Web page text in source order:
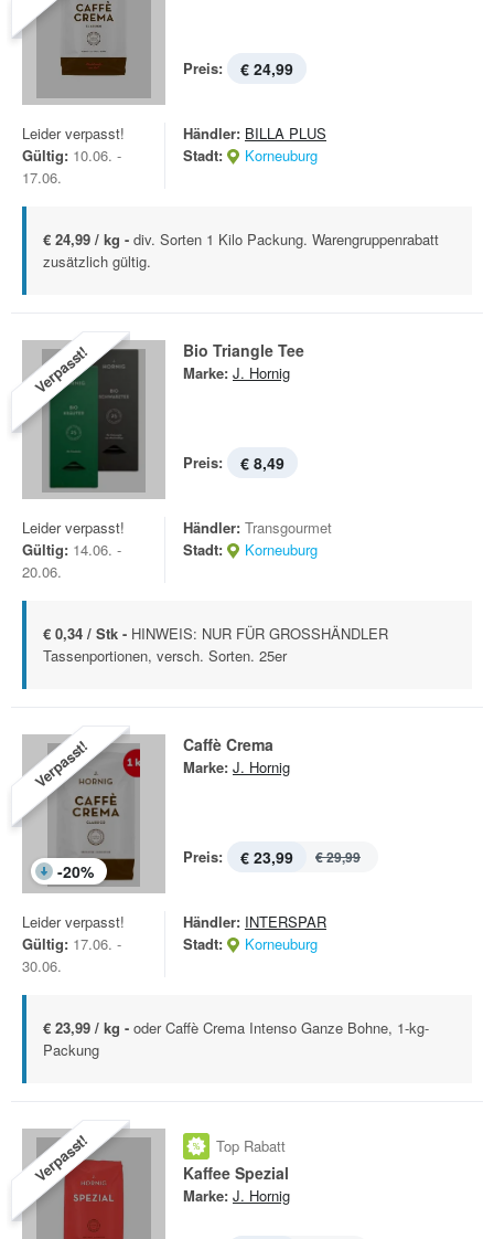
Preis: € 24,99
Leider verpasst!
Gültig: 10.06. -
17.06.
Händler: BILLA PLUS
Stadt:
Korneuburg
€ 24,99 / kg - div. Sorten 1 Kilo Packung. Warengruppenrabatt
zusätzlich gültig.
Verpasst! Bio Triangle Tee
Marke: J. Hornig
Preis: € 8,49
Leider verpasst!
Gültig: 14.06. -
20.06.
Händler: Transgourmet
Stadt:
Korneuburg
€ 0,34 / Stk - HINWEIS: NUR FÜR GROSSHÄNDLER
Tassenportionen, versch. Sorten. 25er
Verpasst!
-20%
Caffè Crema
Marke: J. Hornig
Preis: € 23,99 € 29,99
Leider verpasst!
Gültig: 17.06. -
30.06.
Händler: INTERSPAR
Stadt:
Korneuburg
€ 23,99 / kg - oder Caffè Crema Intenso Ganze Bohne, 1-kg-
Packung
Verpasst! Top Rabatt
Kaffee Spezial
Marke: J. Hornig